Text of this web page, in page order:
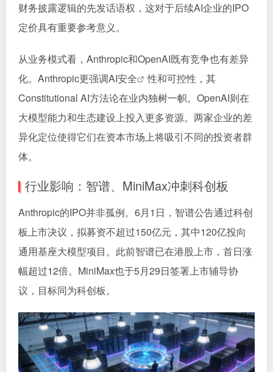
财务披露逻辑的先发话语权，这对于后续AI企业的IPO
定价具有重要参考意义。
从业务模式看，Anthropic和OpenAI既有竞争也有差异
化。Anthropic更强调AI安全
性和可控性，其
Constitutional AI方法论在业内独树一帜。OpenAI则在
大模型能力和生态建设上投入更多资源。两家企业的差
异化定位使得它们在资本市场上将吸引不同的投资者群
体。
行业影响：智谱、MiniMax冲刺科创板
Anthropic的IPO并非孤例。6月1日，智谱公告通过科创
板上市决议，拟募资不超过150亿元，其中120亿投向
通用基座大模型项目。此前智谱已在港股上市，首日涨
幅超过12倍。MiniMax也于5月29日签署上市辅导协
议，目标同为科创板。